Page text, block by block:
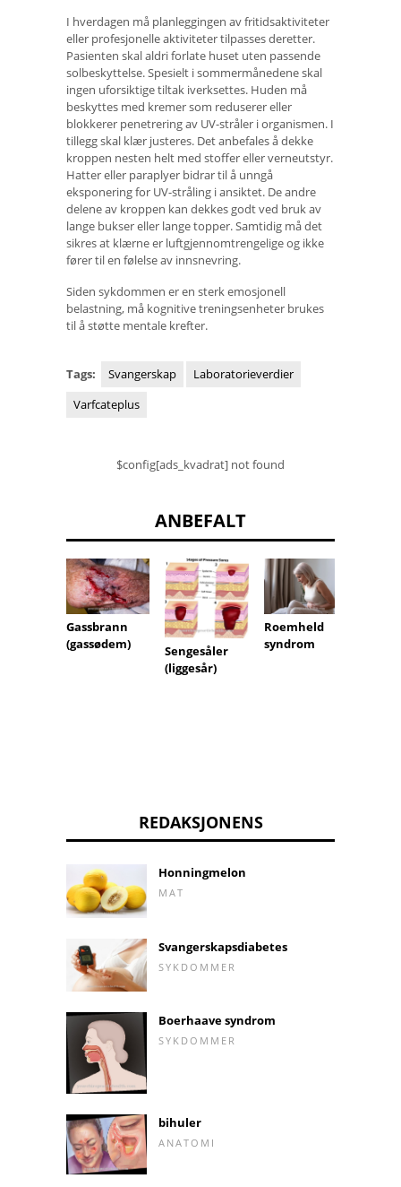
I hverdagen må planleggingen av fritidsaktiviteter
eller profesjonelle aktiviteter tilpasses deretter.
Pasienten skal aldri forlate huset uten passende
solbeskyttelse. Spesielt i sommermånedene skal
ingen uforsiktige tiltak iverksettes. Huden må
beskyttes med kremer som reduserer eller
blokkerer penetrering av UV-stråler i organismen. I
tillegg skal klær justeres. Det anbefales å dekke
kroppen nesten helt med stoffer eller verneutstyr.
Hatter eller paraplyer bidrar til å unngå
eksponering for UV-stråling i ansiktet. De andre
delene av kroppen kan dekkes godt ved bruk av
lange bukser eller lange topper. Samtidig må det
sikres at klærne er luftgjennomtrengelige og ikke
fører til en følelse av innsnevring.
Siden sykdommen er en sterk emosjonell
belastning, må kognitive treningsenheter brukes
til å støtte mentale krefter.
Tags: Svangerskap
Laboratorieverdier
Varfcateplus
$config[ads_kvadrat] not found
ANBEFALT
Gassbrann
(gassødem)
Sengesåler
(liggesår)
Roemheld
syndrom
REDAKSJONENS
Honningmelon
MAT
Svangerskapsdiabetes
SYKDOMMER
Boerhaave syndrom
SYKDOMMER
bihuler
ANATOMI